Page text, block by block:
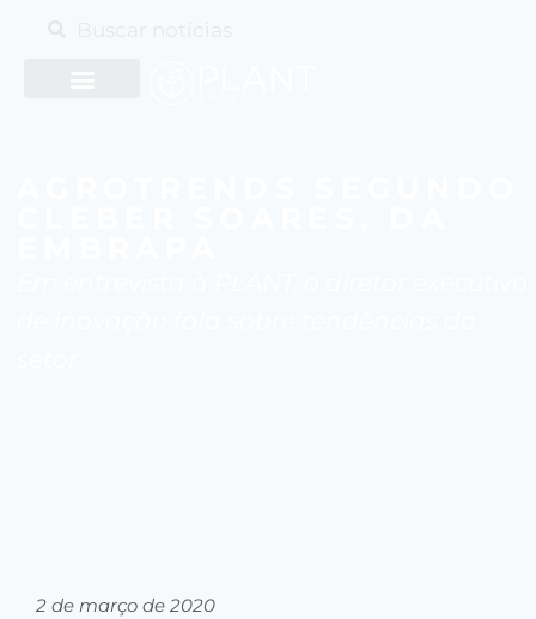
2 de março de 2020